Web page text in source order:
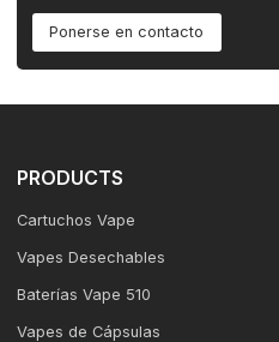
Ponerse en contacto
PRODUCTS
Cartuchos Vape
Vapes Desechables
Baterías Vape 510
Vapes de Cápsulas